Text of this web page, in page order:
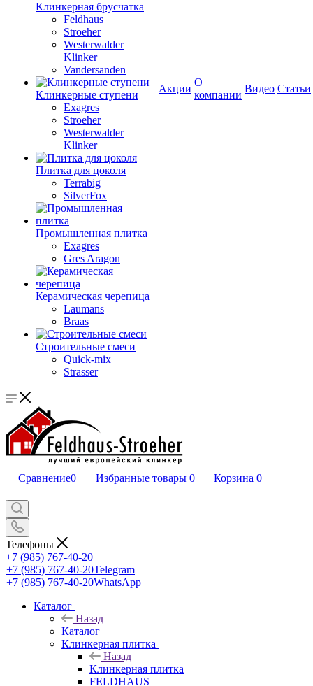
Клинкерная брусчатка
Feldhaus
Stroeher
Westerwalder
Klinker
Vandersanden
Клинкерные ступени
Exagres
Stroeher
Westerwalder
Klinker
Плитка для цоколя
Terrabig
SilverFox
Промышленная плитка
Exagres
Gres Aragon
Керамическая черепица
Laumans
Braas
Строительные смеси
Quick-mix
Strasser
Акции
О
компании
Видео Статьи
Сравнение0 Избранные товары 0 Корзина 0
Телефоны
+7 (985) 767-40-20
+7 (985) 767-40-20Telegram
+7 (985) 767-40-20WhatsApp
Каталог
Назад
Каталог
Клинкерная плитка
Назад
Клинкерная плитка
FELDHAUS